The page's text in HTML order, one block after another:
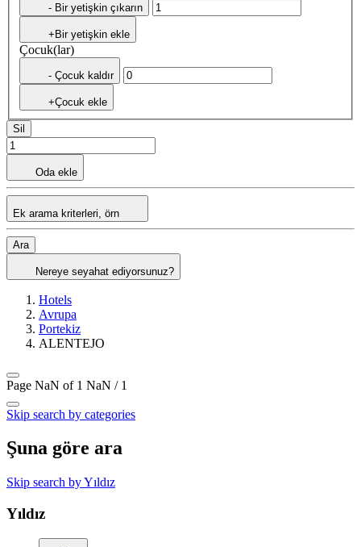
- Bir yetişkin çıkarın
+Bir yetişkin ekle
Çocuk(lar)
- Çocuk kaldır
+Çocuk ekle
Sil
Oda ekle
Ek arama kriterleri, örn
Ara
Nereye seyahat ediyorsunuz?
Hotels
Avrupa
Portekiz
ALENTEJO
Page NaN of 1 NaN / 1
Skip search by categories
Şuna göre ara
Skip search by Yıldız
Yıldız